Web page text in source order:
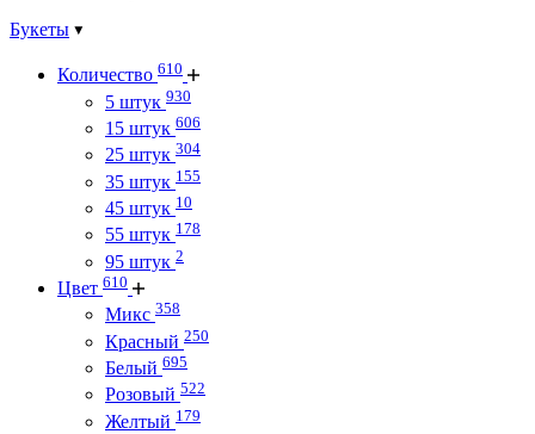
Букеты
Количество 610
5 штук 930
15 штук 606
25 штук 304
35 штук 155
45 штук 10
55 штук 178
95 штук 2
Цвет 610
Микс 358
Красный 250
Белый 695
Розовый 522
Желтый 179